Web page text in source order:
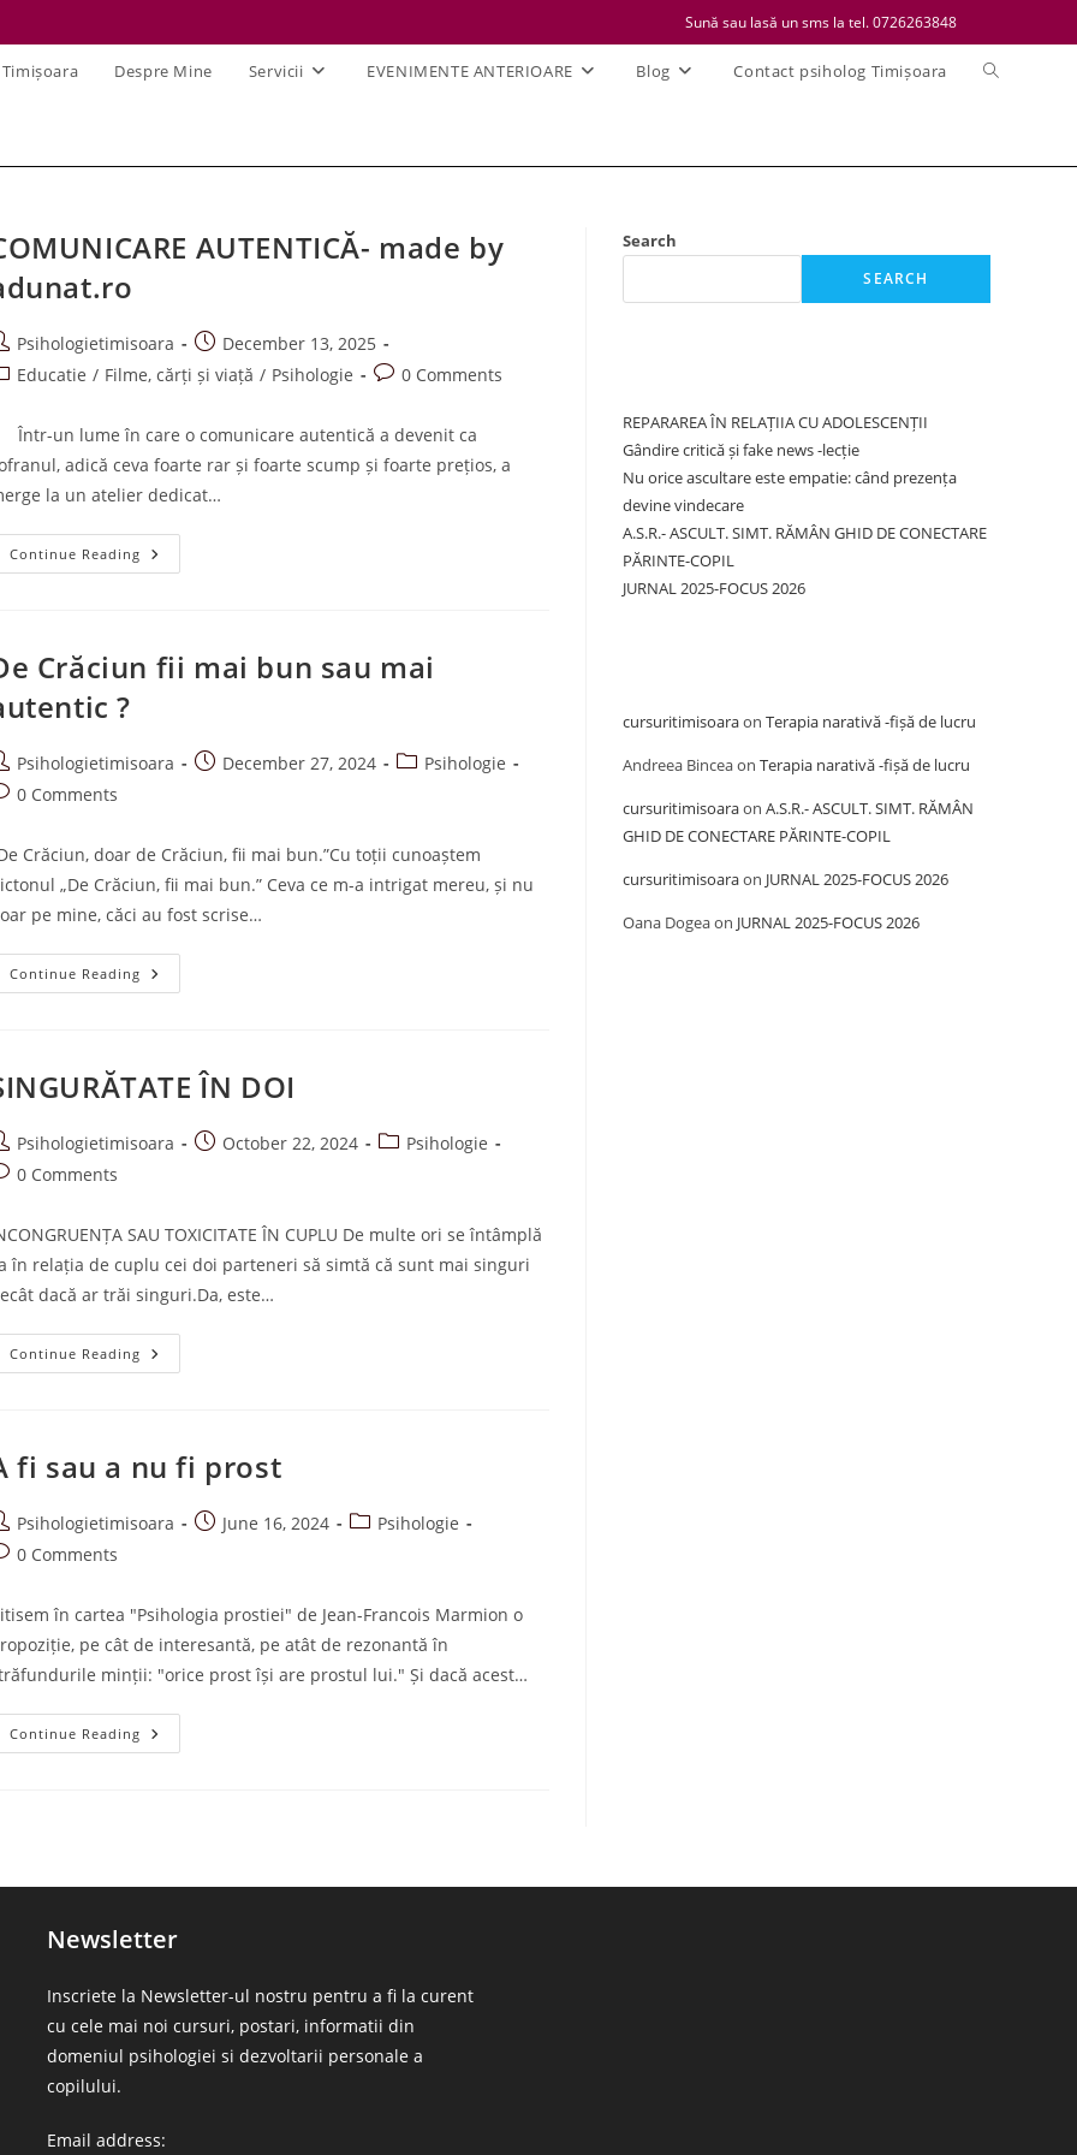
Sună sau lasă un sms la tel. 0726263848
Despre Mine Servicii EVENIMENTE ANTERIOARE Blog Contact psiholog Timișoara
Toggle
AUTENTICĂ- made by
Psihologietimisoara
Post
published:
December 13, 2025
Educatie / Filme, cărți și viață / Psihologie
Post0 Comments
Într-un lume în care o comunicare autentică a devenit ca
adică ceva foarte rar și foarte scump și foarte prețios, a
la un atelier dedicat…
Continue Reading COMUNICARE
AUTENTICĂ-
Crăciun fii mai bun sau mai
?
Psihologietimisoara
PostDecember 27, 2024
PostPsihologie
0 Comments
Crăciun, doar de Crăciun, fii mai bun.”Cu toții cunoaștem
„De Crăciun, fii mai bun.” Ceva ce m-a intrigat mereu, și nu
pe mine, căci au fost scrise…
Continue Reading De
Crăciun
Mai
AutenticÎN DOI
Psihologietimisoara
PostOctober 22, 2024
PostPsihologie
0 Comments
SAU TOXICITATE ÎN CUPLU De multe ori se întâmplă
în relația de cuplu cei doi parteneri să simtă că sunt mai singuri
dacă ar trăi singuri.Da, este…
Continue Reading SINGURĂTATE
ÎN
fi sau a nu fi prost
Psihologietimisoara
PostJune 16, 2024
PostPsihologie
0 Comments
în cartea "Psihologia prostiei" de Jean-Francois Marmion o
pe cât de interesantă, pe atât de rezonantă în
minții: "orice prost își are prostul lui." Și dacă acest…
Continue Reading
Fi
Search
SEARCH
REPARAREA ÎN RELAȚIIA CU ADOLESCENȚII
Gândire critică și fake news -lecție
Nu orice ascultare este empatie: când prezența
devine vindecare
A.S.R.- ASCULT. SIMT. RĂMÂN GHID DE CONECTARE
PĂRINTE-COPIL
JURNAL 2025-FOCUS 2026
cursuritimisoaraon Terapia narativă -fișă de lucru
Andreea Binceaon Terapia narativă -fișă de lucru
cursuritimisoaraon A.S.R.- ASCULT. SIMT. RĂMÂN
GHID DE CONECTARE PĂRINTE-COPIL
cursuritimisoaraon JURNAL 2025-FOCUS 2026
Oana Dogeaon JURNAL 2025-FOCUS 2026
Newsletter
Inscriete la Newsletter-ul nostru pentru a fi la curent
cu cele mai noi cursuri, postari, informatii din
domeniul psihologiei si dezvoltarii personale a
copilului.
Email address: